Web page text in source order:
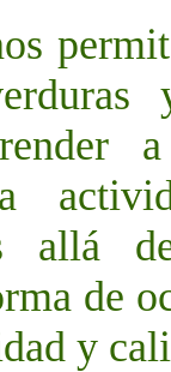
allá
de
y